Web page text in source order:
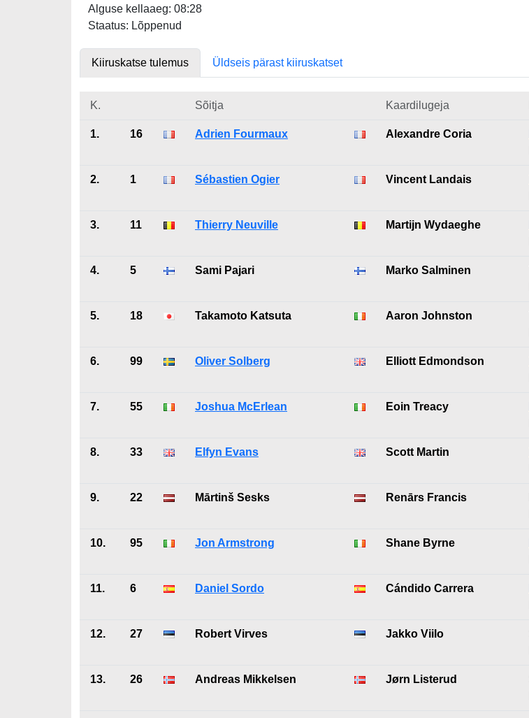
Alguse kellaaeg: 08:28
Staatus: Lõppenud
Kiiruskatse tulemus Üldseis pärast kiiruskatset
K. Sõitja Kaardilugeja
1. 16 Adrien Fourmaux Alexandre Coria
2. 1 Sébastien Ogier Vincent Landais
3. 11 Thierry Neuville Martijn Wydaeghe
4. 5 Sami Pajari Marko Salminen
5. 18 Takamoto Katsuta Aaron Johnston
6. 99 Oliver Solberg Elliott Edmondson
7. 55 Joshua McErlean Eoin Treacy
8. 33 Elfyn Evans Scott Martin
9. 22 Mārtinš Sesks Renārs Francis
10. 95 Jon Armstrong Shane Byrne
11. 6 Daniel Sordo Cándido Carrera
12. 27 Robert Virves Jakko Viilo
13. 26 Andreas Mikkelsen Jørn Listerud